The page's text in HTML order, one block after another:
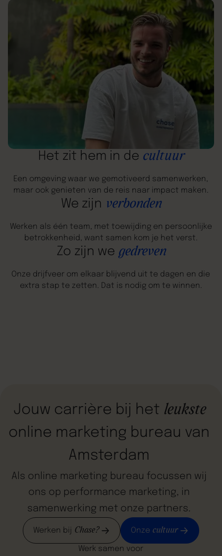
Het zit hem in de cultuur
Een omgeving waar we gemotiveerd samenwerken,
maar ook genieten van de reis naar impact maken.
We zijn verbonden
Werken als één team, met toewijding en persoonlijke
betrokkenheid, want samen kom je het verst.
Zo zijn we gedreven
Onze drijfveer om elkaar blijvend uit te dagen en die
extra stap te zetten. Dat is nodig om te winnen.
Jouw carrière bij het leukste
online marketing bureau van
Amsterdam
Als online marketing bureau focussen wij
ons op performance marketing, in
samenwerking met onze partners.
Werken bij Chase? Onze cultuur
Werk samen voor